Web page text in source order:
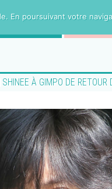
À GIMPO DE
En poursuivant votre